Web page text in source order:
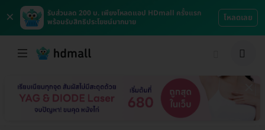
×
รับส่วนลด 200 บ. เพียงโหลดแอป HDmall ครั้งแรก
พร้อมรับสิทธิประโยชน์มากมาย
โหลดเลย